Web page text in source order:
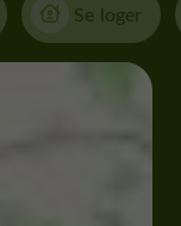
Se loger